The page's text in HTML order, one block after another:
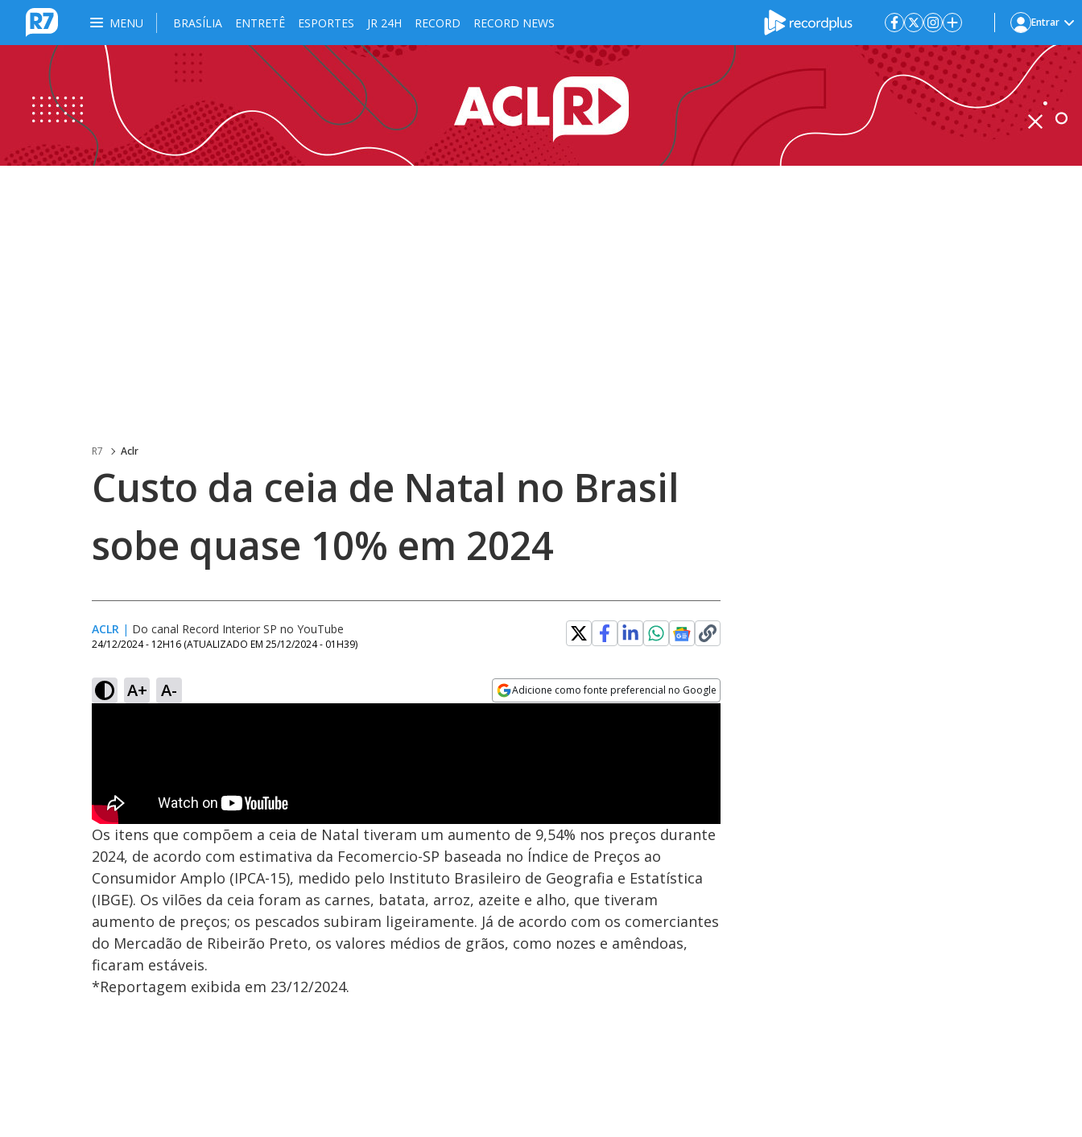
MENU BRASÍLIA ENTRETÊ ESPORTES JR 24H RECORD RECORD NEWS Entrar
R7 Aclr
Custo da ceia de Natal no Brasil
sobe quase 10% em 2024
ACLR | Do canal Record Interior SP no YouTube
24/12/2024 - 12H16 (ATUALIZADO EM 25/12/2024 - 01H39)
A+ A- Adicione como fonte preferencial no Google
Os itens que compõem a ceia de Natal tiveram um aumento de 9,54% nos preços durante
2024, de acordo com estimativa da Fecomercio-SP baseada no Índice de Preços ao
Consumidor Amplo (IPCA-15), medido pelo Instituto Brasileiro de Geografia e Estatística
(IBGE). Os vilões da ceia foram as carnes, batata, arroz, azeite e alho, que tiveram
aumento de preços; os pescados subiram ligeiramente. Já de acordo com os comerciantes
do Mercadão de Ribeirão Preto, os valores médios de grãos, como nozes e amêndoas,
ficaram estáveis.
*Reportagem exibida em 23/12/2024.